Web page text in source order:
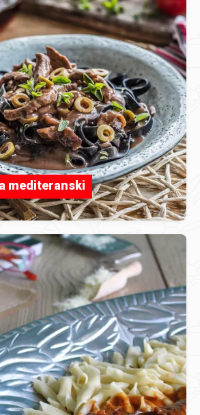
mediteranski